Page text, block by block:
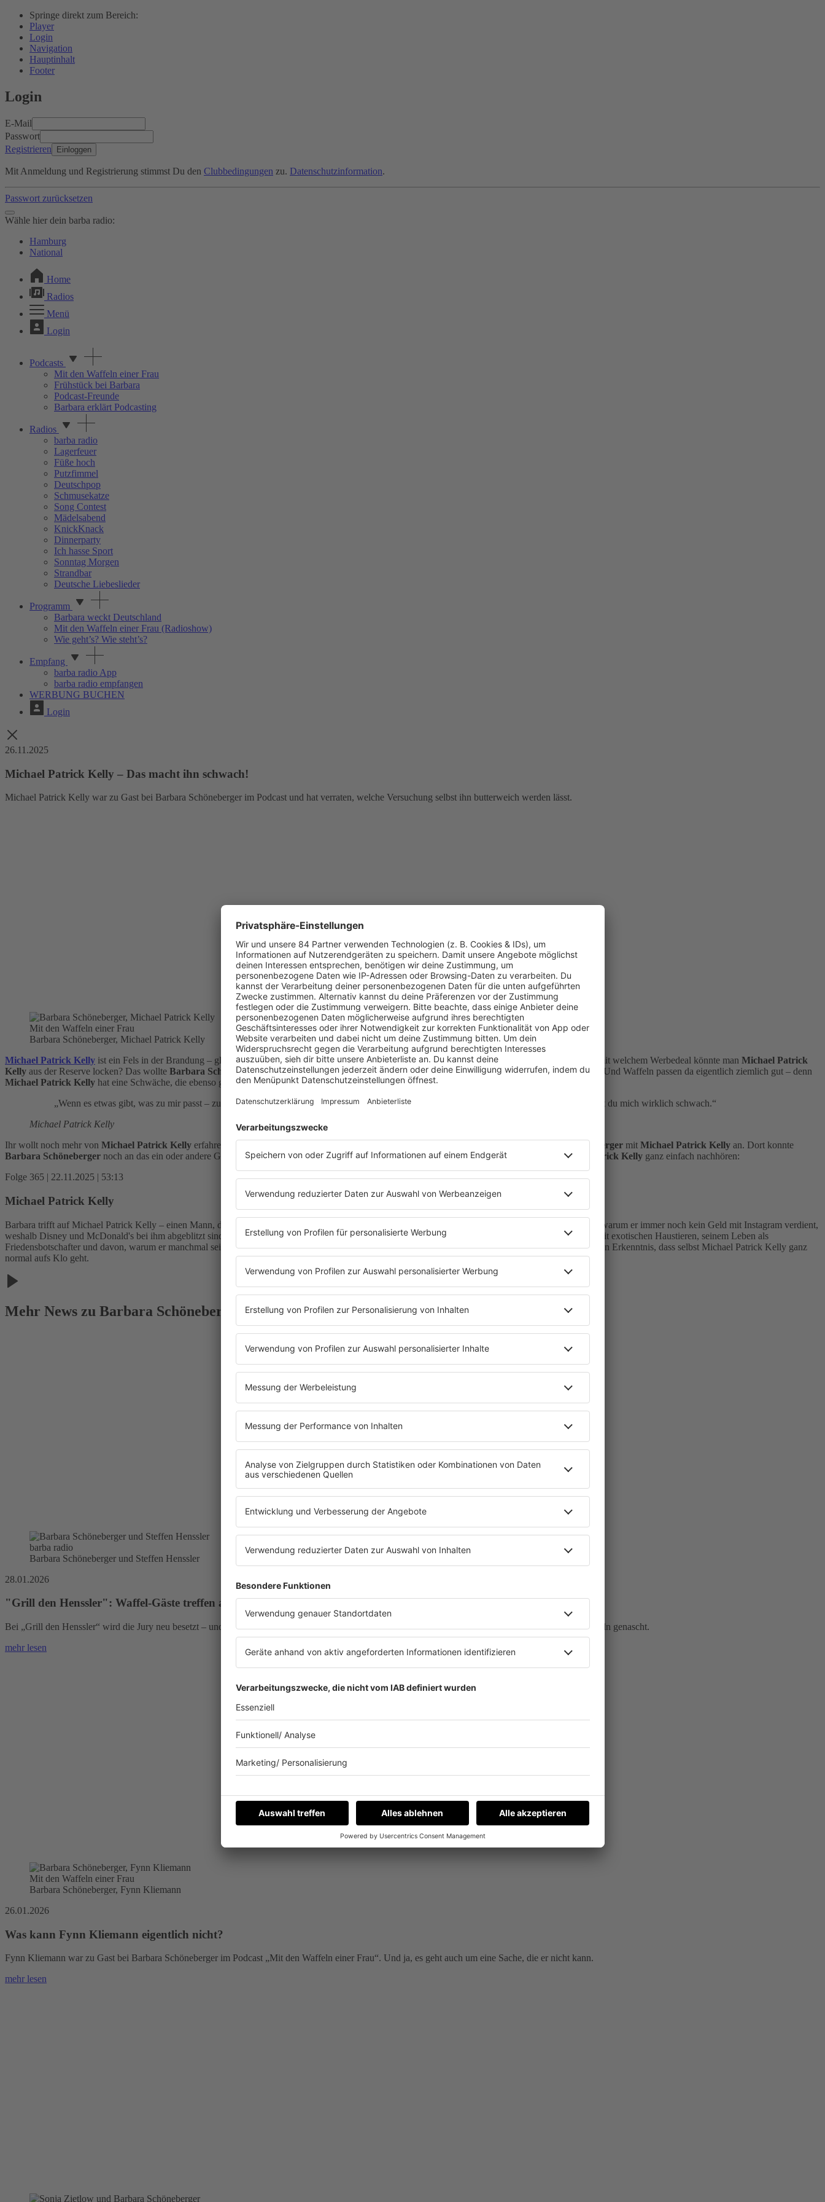
Springe direkt zum Bereich:
Player
Login
Navigation
Hauptinhalt
Footer
Login
E-Mail
Passwort
Registrieren
Einloggen
Mit Anmeldung und Registrierung stimmst Du den Clubbedingungen zu. Datenschutzinformation.
Passwort zurücksetzen
Wähle hier dein barba radio:
Hamburg
National
Home
Radios
Menü
Login
Podcasts
Mit den Waffeln einer Frau
Frühstück bei Barbara
Podcast-Freunde
Barbara erklärt Podcasting
Radios
barba radio
Lagerfeuer
Füße hoch
Putzfimmel
Deutschpop
Schmusekatze
Song Contest
Mädelsabend
KnickKnack
Dinnerparty
Ich hasse Sport
Sonntag Morgen
Strandbar
Deutsche Liebeslieder
Programm
Barbara weckt Deutschland
Mit den Waffeln einer Frau (Radioshow)
Wie geht’s? Wie steht’s?
Empfang
barba radio App
barba radio empfangen
WERBUNG BUCHEN
Login
26.11.2025
Michael Patrick Kelly – Das macht ihn schwach!
Michael Patrick Kelly war zu Gast bei Barbara Schöneberger im Podcast und hat verraten, welche Versuchung selbst ihn butterweich werden lässt.
Mit den Waffeln einer Frau
Barbara Schöneberger, Michael Patrick Kelly
Michael Patrick Kelly ist ein Fels in der Brandung – glücklich verheiratet, schreibt Lovesongs wie „The One “ und wirkt allgemein unbestechlich. Aber mit welchem Werbedeal könnte man Michael Patrick
Kelly aus der Reserve locken? Das wollte Barbara Schönebergerin ihremPodcast„ Mit den Waffeln einer Frau “ vonMichael Patrick Kellywissen. Und Waffeln passen da eigentlich ziemlich gut – denn
Michael Patrick Kelly hat eine Schwäche, die ebenso gehaltvoll ist. So hat erBarbara Schöneberger verraten:
Wenn es etwas gibt, was zu mir passt – zum Beispiel Butter. Ja, also ich liebe Butter. Ich bin ein absoluter Butter-Fan. Also: Mit Butter kriegst du mich wirklich schwach.
Michael Patrick Kelly
Ihr wollt noch mehr von Michael Patrick Kelly erfahren? Dann hört euch doch mal den Barbara Schöneberger mit Michael Patrick Kelly an. Dort konnte
Barbara Schöneberger noch an das ein oder andere Geheimnis vonMichael Patrick Kellykommen. Hier könnt ihr diePodcast Michael Patrick Kelly ganz einfach nachhören:
Folge 365 | 22.11.2025 | 53:13
Michael Patrick Kelly
Barbara trifft auf Michael Patrick Kelly – einen Mann, der schon alles erlebt hat: Weltruhm, Kloster und jetzt auch die höchste Düne der Welt… Er verrät, warum er immer noch kein Geld mit Instagram verdient,
weshalb Disney und McDonald's bei ihm abgeblitzt sind, und wieso er als 20-Jähriger ein Hotelzimmer verwüsten wollte. Außerdem erzählt er von Fans mit exotischen Haustieren, seinem Leben als
Friedensbotschafter und davon, warum er manchmal sein eigener schlimmster Feind ist. Kurz gesagt: Eine Folge voll Weisheit, Witz – und der beruhigenden Erkenntnis, dass selbst Michael Patrick Kelly ganz
normal aufs Klo geht.
Mehr News zu Barbara Schönebergers Gästen
barba radio
Barbara Schöneberger und Steffen Henssler
28.01.2026
"Grill den Henssler": Waffel-Gäste treffen auf Grillrost!
Bei „Grill den Henssler“ wird die Jury neu besetzt – und das riecht stark nach einem Wiedersehen, denn schon alle haben an Barbara Schönebergers Waffeln genascht.
mehr lesen
Mit den Waffeln einer Frau
Barbara Schöneberger, Fynn Kliemann
26.01.2026
Was kann Fynn Kliemann eigentlich nicht?
Fynn Kliemann war zu Gast bei Barbara Schöneberger im Podcast „Mit den Waffeln einer Frau“. Und ja, es geht auch um eine Sache, die er nicht kann.
mehr lesen